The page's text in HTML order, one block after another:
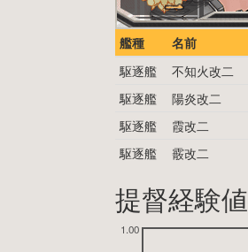
艦種 名前
駆逐艦
不知火改二
駆逐艦
陽炎改二
駆逐艦
霞改二
駆逐艦
霰改二
提督経験値
1.00